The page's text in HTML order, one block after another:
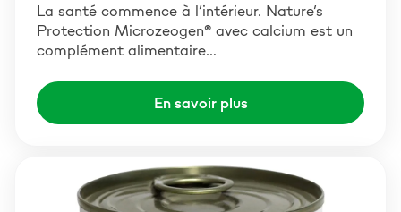
La santé commence à l’intérieur. Nature’s
Protection Microzeogen® avec calcium est un
complément alimentaire…
En savoir plus